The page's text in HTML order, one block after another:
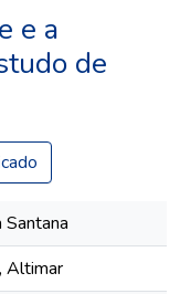
e a
de
Santana
Altimar